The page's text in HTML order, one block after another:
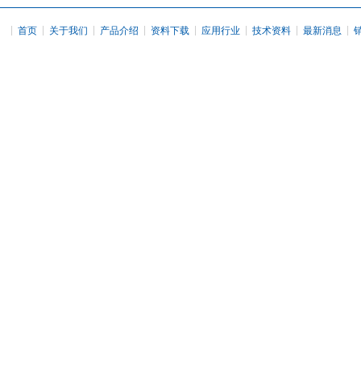
首页 关于我们 产品介绍 资料下载 应用行业 技术资料 最新消息